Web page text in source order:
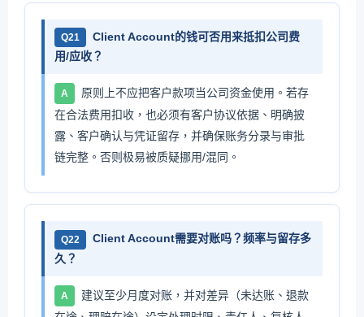
Q21
Client Account的钱可否用来抵扣公司费
用/应收？
A
原则上不应把客户款项当公司资金使用。若存
在合法费用扣收，也必须有客户协议依据、明确披
露、客户确认与凭证留存，并确保账务分录与审批
链完整。否则极易被质疑挪用/混同。
Q22
Client Account需要对账吗？频率与留存多
久？
A
建议至少月度对账，并对差异（未达账、退款